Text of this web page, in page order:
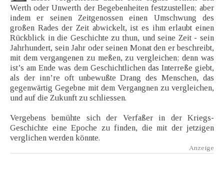
Werth oder Unwerth der Begebenheiten festzustellen; aber
indem er seinen Zeitgenossen einen Umschwung des
großen Rades der Zeit abwickelt, ist es ihm erlaubt einen
Rückblick in die Geschichte zu thun, und seine Zeit - sein
Jahrhundert, sein Jahr oder seinen Monat den er beschreibt,
mit dem vergangenen zu meßen, zu vergleichen; denn was
ist’s am Ende was dem Geschichtlichen das Interreße giebt,
als der inn’re oft unbewußte Drang des Menschen, das
gegenwärtig Gegebne mit dem Vergangnen zu vergleichen,
und auf die Zukunft zu schliessen.
Vergebens bemühte sich der Verfaßer in der Kriegs-
Geschichte eine Epoche zu finden, die mit der jetzigen
verglichen werden könnte.